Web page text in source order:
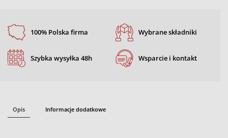
100% Polska firma
Szybka wysyłka 48h
Wybrane składniki
Wsparcie i kontakt
Opis Informacje dodatkowe